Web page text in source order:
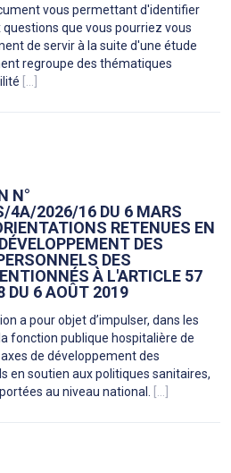
vous permettant d'identifier
que vous pourriez vous
de servir à la suite d'une étude
regroupe des thématiques
[...]
N°
4A/2026/16 DU 6 MARS
RETENUES EN
DES
DES
À L'ARTICLE 57
DU 6 AOÛT 2019
a pour objet d’impulser, dans les
fonction publique hospitalière de
de développement des
en soutien aux politiques sanitaires,
au niveau national. [...]